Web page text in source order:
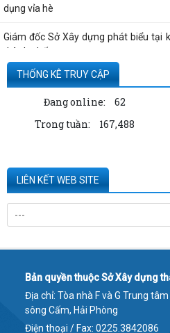
dụng vỉa hè
Giám đốc Sở Xây dựng phát biểu tại
thành phố
Công bố thông tin của Công ty cổ
Quyết định công bố thủ tục hành
thuộc phạm vi, chức năng quản lý...
đã bán cho các tổ chức, cá nhân...
Kê khai giá hàng hóa, dịch vụ bán
Kê khai giá hàng hóa, dịch vụ bán
Công ty TNHH ống thép 190 - Văn
Kê khai giá hàng hóa, dịch vụ bán
THỐNG KÊ TRUY CẬP
Đang online: 62
Trong tuần:
167,488
LIÊN KẾT WEB SITE
Bản quyền thuộc Sở Xây dựng
Địa chỉ: Tòa nhà F và G Trung
sông Cấm, Hải Phòng
Điện thoại / Fax: 0225.3842086